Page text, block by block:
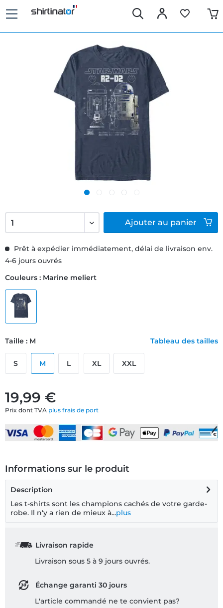
19,99 €
Prix dont TVA plus frais de port
Prêt à expédier immédiatement, délai de livraison env.
4-6 jours ouvrés
Couleurs : Marine meliert
Taille : M Tableau des tailles
S M L XL XXL
Ajouter au panier
Informations sur le produit
Description
Les t-shirts sont les champions cachés de votre garde-
robe. Il n'y a rien de mieux à...plus
Livraison rapide
Livraison sous 5 à 9 jours ouvrés.
Échange garanti 30 jours
L'article commandé ne te convient pas?